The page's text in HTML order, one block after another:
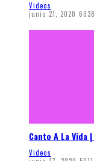
Videos
junio 21, 2020 6038
Canto A La Vida
Videos